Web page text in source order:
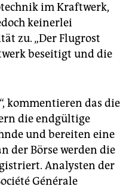
im Kraftwerk,
keinerlei
zu. „Der Flugrost
beseitigt und die
kommentieren das die
die endgültige
und bereiten eine
der Börse werden die
Analysten der
Générale